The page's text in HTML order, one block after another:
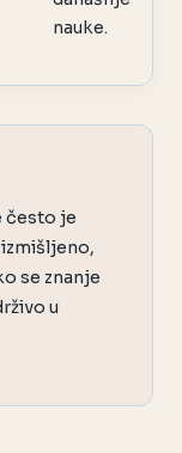
nauke.
često je
se znanje
u